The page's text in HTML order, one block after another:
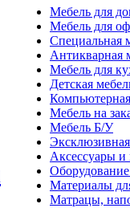
Мебель для
Мебель для
Специальная
Антикварная
Мебель для
Детская
Мебель на
Мебель Б/У
Аксессуары и
Материалы
Матрацы,